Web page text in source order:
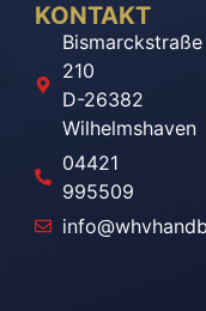
KONTAKT
Bismarckstraße
210
D-26382
Wilhelmshaven
04421
995509